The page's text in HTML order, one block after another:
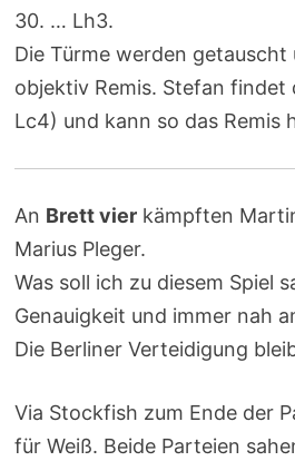
30. … Lh3.
Die Türme werden getauscht
objektiv Remis. Stefan findet
Lc4) und kann so das Remis
An Brett vierkämpften
Marius Pleger.
Was soll ich zu diesem Spiel
Genauigkeit und immer nah
Die Berliner Verteidigung
Via Stockfish zum Ende der
für Weiß. Beide Parteien